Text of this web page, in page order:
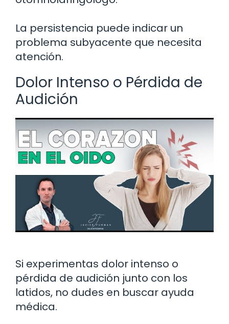
La persistencia puede indicar un
problema subyacente que necesita
atención.
Dolor Intenso o Pérdida de
Audición
Si experimentas dolor intenso o
pérdida de audición junto con los
latidos, no dudes en buscar ayuda
médica.